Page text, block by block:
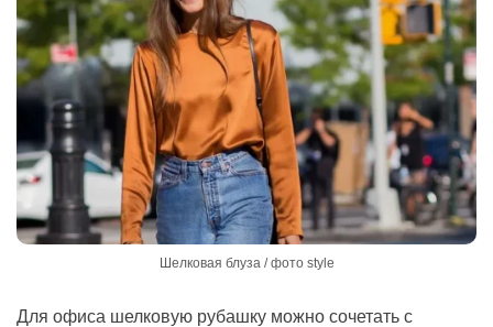
Шелковая блуза / фото style
Для офиса шелковую рубашку можно сочетать с